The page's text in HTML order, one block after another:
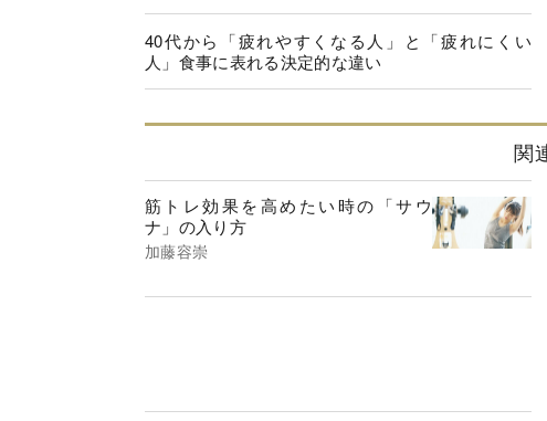
40代から「疲れやすくなる人」と「疲れにくい
人」食事に表れる決定的な違い
関
筋トレ効果を高めたい時の「サウ
ナ」の入り方
加藤容崇